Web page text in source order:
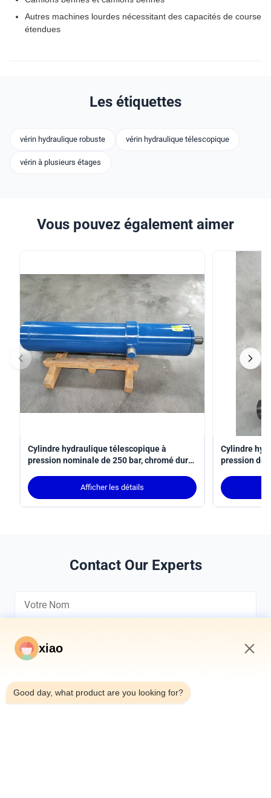
Autres machines lourdes nécessitant des capacités de course
étendues
Les étiquettes
vérin hydraulique robuste vérin hydraulique télescopique
vérin à plusieurs étages
Vous pouvez également aimer
Cylindre hydraulique télescopique à
pression nominale de 250 bar, chromé dur
Afficher les détails
Cylindre
pression de
applications
norme ISO
Contact Our Experts
*
xiao
Good day, what product are you looking for?